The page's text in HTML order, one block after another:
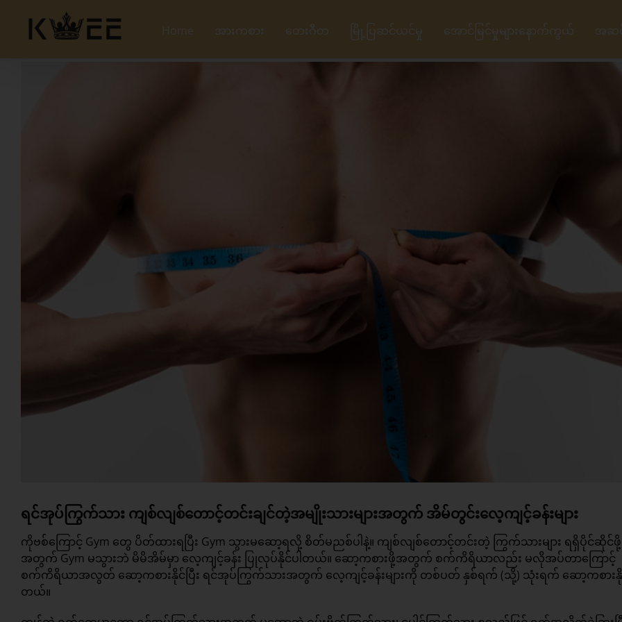
content
Home အားကစား တေးဂီတ မြို့ပြဆင်ယင်မှု အောင်မြင်မှုများနောက်ကွယ် အဆ
ရင်အုပ်ကြွက်သား ကျစ်လျစ်တောင့်တင်းချင်တဲ့အမျိုးသားများအတွက် အိမ်တွင်းလေ့ကျင့်ခန်းများ
ကိုဗစ်ကြောင့် Gym တွေ ပိတ်ထားရပြီး Gym သွားမဆော့ရလို့ စိတ်မညစ်ပါနဲ့။ ကျစ်လျစ်တောင့်တင်းတဲ့ ကြွက်သားများ ရရှိပိုင်ဆိုင်ဖို့
အတွက် Gym မသွားဘဲ မိမိအိမ်မှာ လေ့ကျင့်ခန်း ပြုလုပ်နိုင်ပါတယ်။ ဆော့ကစားဖို့အတွက် စက်ကိရိယာလည်း မလိုအပ်တာကြောင့်
စက်ကိရိယာအလွတ် ဆော့ကစားနိုင်ပြီး ရင်အုပ်ကြွက်သားအတွက် လေ့ကျင့်ခန်းများကို တစ်ပတ် နှစ်ရက် (သို့) သုံးရက် ဆော့ကစားနို
တယ်။